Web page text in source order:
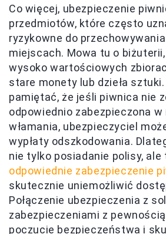
Co więcej, ubezpieczenie
przedmiotów, które często
ryzykowne do
miejscach. Mowa tu o
wysoko wartościowych
stare monety lub dzieła
pamiętać, że jeśli piwnica nie
odpowiednio zabezpieczona w
włamania, ubezpieczyciel
wypłaty odszkodowania.
nie tylko posiadanie polisy, ale
odpowiednie zabezpieczenie
skutecznie uniemożliwić
Połączenie ubezpieczenia z
zabezpieczeniami z
poczucie bezpieczeństwa i